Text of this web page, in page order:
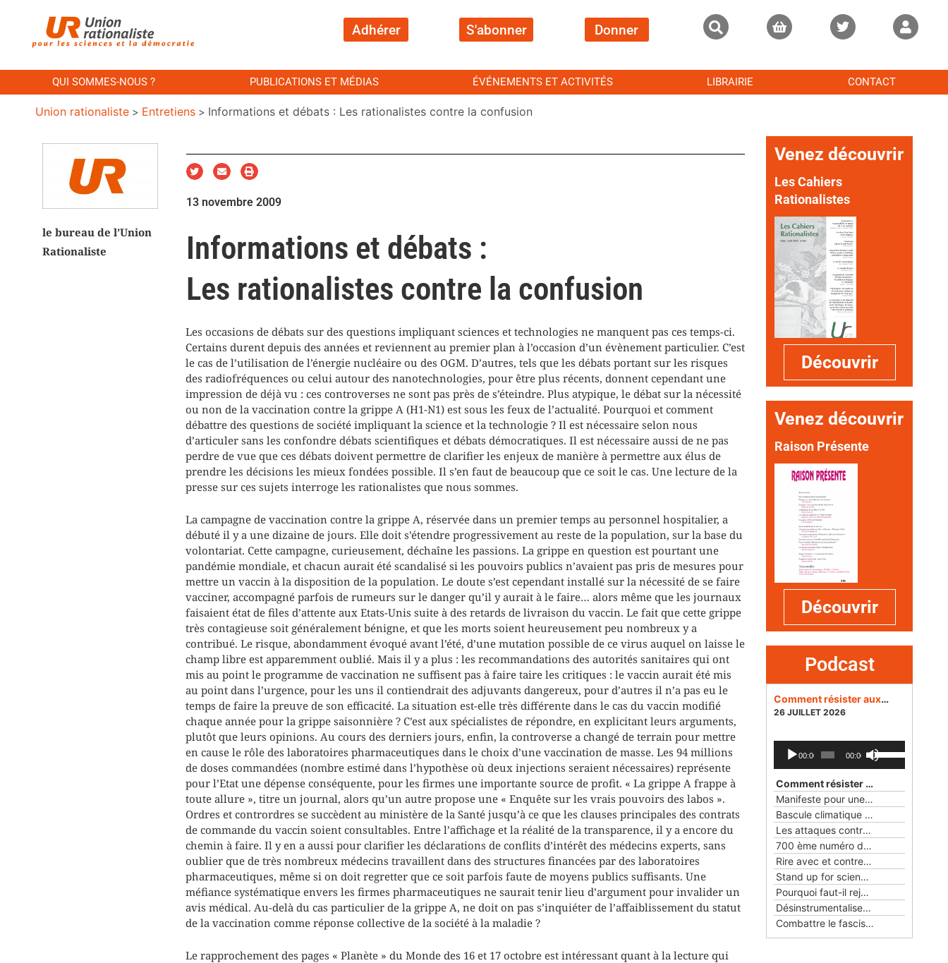
Adhérer S'abonner Donner
QUI SOMMES-NOUS ? PUBLICATIONS ET MÉDIAS ÉVÉNEMENTS ET ACTIVITÉS LIBRAIRIE CONTACT
Union rationaliste > Entretiens > Informations et débats : Les rationalistes contre la confusion
le bureau de l’Union
Rationaliste
13 novembre 2009
Informations et débats :
Les rationalistes contre la confusion
Les occasions de débats sur des questions impliquant sciences et technologies ne manquent pas ces temps-ci.
Certains durent depuis des années et reviennent au premier plan à l’occasion d’un évènement particulier. C’est
le cas de l’utilisation de l’énergie nucléaire ou des OGM. D’autres, tels que les débats portant sur les risques
des radiofréquences ou celui autour des nanotechnologies, pour être plus récents, donnent cependant une
impression de déjà vu : ces controverses ne sont pas près de s’éteindre. Plus atypique, le débat sur la nécessité
ou non de la vaccination contre la grippe A (H1-N1) est sous les feux de l’actualité. Pourquoi et comment
débattre des questions de société impliquant la science et la technologie ? Il est nécessaire selon nous
d’articuler sans les confondre débats scientifiques et débats démocratiques. Il est nécessaire aussi de ne pas
perdre de vue que ces débats doivent permettre de clarifier les enjeux de manière à permettre aux élus de
prendre les décisions les mieux fondées possible. Il s’en faut de beaucoup que ce soit le cas. Une lecture de la
presse sur ces sujets interroge les rationalistes que nous sommes.
La campagne de vaccination contre la grippe A, réservée dans un premier temps au personnel hospitalier, a
débuté il y a une dizaine de jours. Elle doit s’étendre progressivement au reste de la population, sur la base du
volontariat. Cette campagne, curieusement, déchaîne les passions. La grippe en question est pourtant une
pandémie mondiale, et chacun aurait été scandalisé si les pouvoirs publics n’avaient pas pris de mesures pour
mettre un vaccin à la disposition de la population. Le doute s’est cependant installé sur la nécessité de se faire
vacciner, accompagné parfois de rumeurs sur le danger qu’il y aurait à le faire… alors même que les journaux
faisaient état de files d’attente aux Etats-Unis suite à des retards de livraison du vaccin. Le fait que cette grippe
très contagieuse soit généralement bénigne, et que les morts soient heureusement peu nombreux y a
contribué. Le risque, abondamment évoqué avant l’été, d’une mutation possible de ce virus auquel on laisse le
champ libre est apparemment oublié. Mais il y a plus : les recommandations des autorités sanitaires qui ont
mis au point le programme de vaccination ne suffisent pas à faire taire les critiques : le vaccin aurait été mis
au point dans l’urgence, pour les uns il contiendrait des adjuvants dangereux, pour d’autres il n’a pas eu le
temps de faire la preuve de son efficacité. La situation est-elle très différente dans le cas du vaccin modifié
chaque année pour la grippe saisonnière ? C’est aux spécialistes de répondre, en explicitant leurs arguments,
plutôt que leurs opinions. Au cours des derniers jours, enfin, la controverse a changé de terrain pour mettre
en cause le rôle des laboratoires pharmaceutiques dans le choix d’une vaccination de masse. Les 94 millions
de doses commandées (nombre estimé dans l’hypothèse où deux injections seraient nécessaires) représente
pour l’Etat une dépense conséquente, pour les firmes une importante source de profit. « La grippe A frappe à
toute allure », titre un journal, alors qu’un autre propose une « Enquête sur les vrais pouvoirs des labos ».
Ordres et contrordres se succèdent au ministère de la Santé jusqu’à ce que les clauses principales des contrats
de commande du vaccin soient consultables. Entre l’affichage et la réalité de la transparence, il y a encore du
chemin à faire. Il y en a aussi pour clarifier les déclarations de conflits d’intérêt des médecins experts, sans
oublier que de très nombreux médecins travaillent dans des structures financées par des laboratoires
pharmaceutiques, même si on doit regretter que ce soit parfois faute de moyens publics suffisants. Une
méfiance systématique envers les firmes pharmaceutiques ne saurait tenir lieu d’argument pour invalider un
avis médical. Au-delà du cas particulier de la grippe A, ne doit on pas s’inquiéter de l’affaiblissement du statut
de la vaccination comme réponse collective de la société à la maladie ?
Le rapprochement des pages « Planète » du Monde des 16 et 17 octobre est intéressant quant à la lecture qui
Venez découvrir
Les Cahiers
Rationalistes
Découvrir
Venez découvrir
Raison Présente
Découvrir
Podcast
Comment résister aux dangers des réseaux sociaux pour la démocratie ?
26 JUILLET 2026
Lecteur
audio
00:00 00:00
Utilisez
les
haut/bas
pour
augmenter
ou
diminuer
le
Comment résister aux dangers des réseaux sociaux pour la démocratie ?
Manifeste pour une éthique du numérique
Bascule climatique — 24 MAI 2026
Les attaques contre la science et la démocratie aux Etats-Unis et en France
700 ème numéro des Cahiers rationalistes
Rire avec et contre les objets
Stand up for science !
Pourquoi faut-il rejoindre l'Union rationaliste ?
Désinstrumentaliser la laïcité
Combattre le fascisme avec Pasolini